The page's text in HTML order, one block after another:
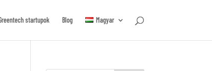
startupok Blog Magyar